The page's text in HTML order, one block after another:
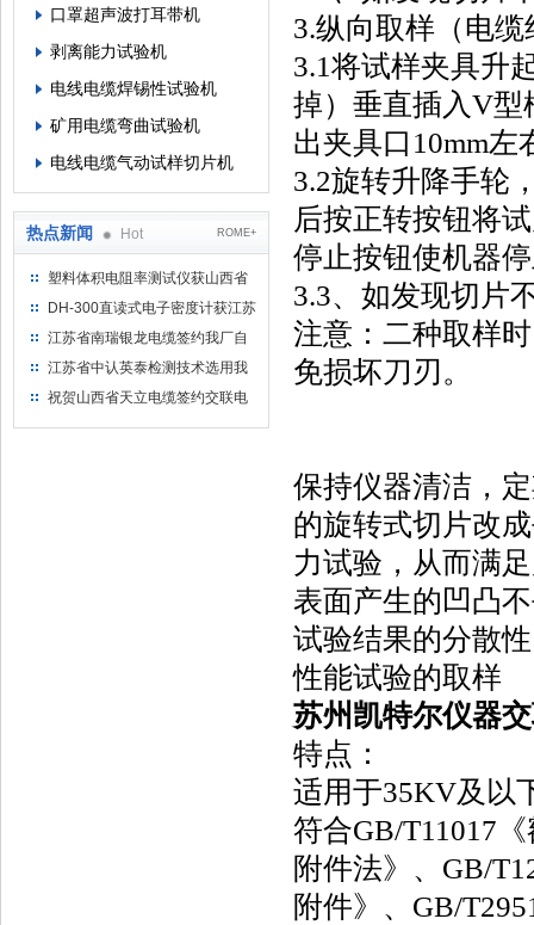
口罩超声波打耳带机
剥离能力试验机
电线电缆焊锡性试验机
矿用电缆弯曲试验机
电线电缆气动试样切片机
热点新闻 Hot ROME+
塑料体积电阻率测试仪获山西省
水利机械厂选用
DH-300直读式电子密度计获江苏
省苏州市安信塑业选用
江苏省南瑞银龙电缆签约我厂自
然换气老化箱等电缆检测设备
江苏省中认英泰检测技术选用我
厂自然换气老化试验箱
祝贺山西省天立电缆签约交联电
3.纵向取样（电
3.1将试样夹具升
掉）垂直插入V型
出夹具口10mm
3.2旋转升降手轮
后按正转按钮将
停止按钮使机器
3.3、如发现切片
注意：二种取样
免损坏刀刃。
保持仪器清洁，
的旋转式切片改
力试验，从而满
表面产生的凹凸
试验结果的分散
性能试验的取样
苏州凯特尔仪器
特点：
适用于35KV及以
符合GB/T11017
附件法》、GB/
附件》、GB/